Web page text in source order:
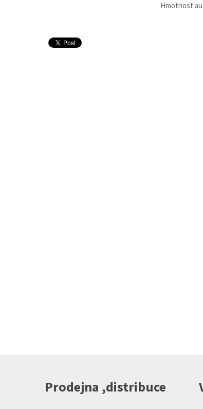
Hmotnost
Prodejna ,distribuce